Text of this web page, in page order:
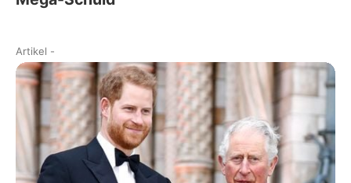
Artikel -